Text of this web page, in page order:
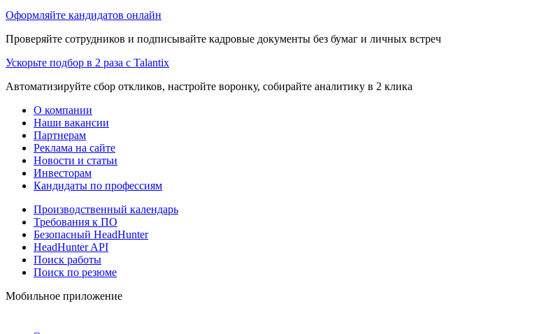
Оформляйте кандидатов онлайн
Проверяйте сотрудников и подписывайте кадровые документы без бумаг и личных встреч
Ускорьте подбор в 2 раза с Talantix
Автоматизируйте сбор откликов, настройте воронку, собирайте аналитику в 2 клика
О компании
Наши вакансии
Партнерам
Реклама на сайте
Новости и статьи
Инвесторам
Кандидаты по профессиям
Производственный календарь
Требования к ПО
Безопасный HeadHunter
HeadHunter API
Поиск работы
Поиск по резюме
Мобильное приложение